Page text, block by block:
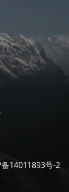
14011893号-2